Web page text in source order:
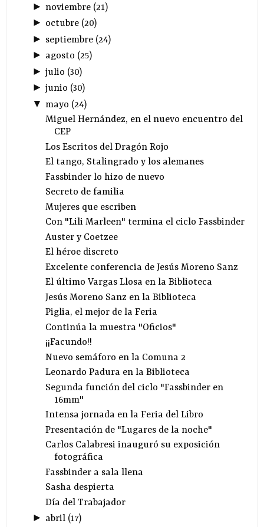
► noviembre(21)
► octubre(20)
► septiembre(24)
► agosto (25)
► julio (30)
► junio (30)
▼ mayo (24)
Miguel Hernández, en el nuevo encuentro del
CEP
Los Escritos del Dragón Rojo
Fassbinder lo hizo de nuevo
Secreto de familia
Mujeres que escriben
Con "Lili Marleen" termina el ciclo Fassbinder
Auster y Coetzee
El héroe discreto
Excelente conferencia de Jesús Moreno Sanz
El último Vargas Llosa en la Biblioteca
Jesús Moreno Sanz en la Biblioteca
Piglia, el mejor de la Feria
Continúa la muestra "Oficios"
¡¡Facundo!!
Nuevo semáforo en la Comuna 2
Leonardo Padura en la Biblioteca
Segunda función del ciclo "Fassbinder en
16mm"
Intensa jornada en la Feria del Libro
Presentación de "Lugares de la noche"
Carlos Calabresi inauguró su exposición
fotográfica
Fassbinder a sala llena
Sasha despierta
Día del Trabajador
► abril(17)